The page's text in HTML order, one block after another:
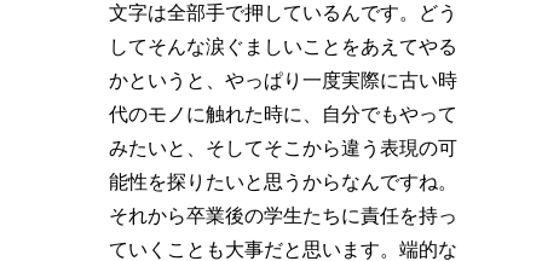
文字は全部手で押しているんです。どう
してそんな涙ぐましいことをあえてやる
かというと、やっぱり一度実際に古い時
代のモノに触れた時に、自分でもやって
みたいと、そしてそこから違う表現の可
能性を探りたいと思うからなんですね。
それから卒業後の学生たちに責任を持っ
ていくことも大事だと思います。端的な